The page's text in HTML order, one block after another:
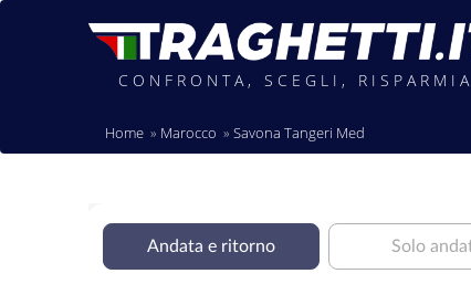
CONFRONTA, SCEGLI, RISPARMIA
Home Marocco Savona Tangeri Med